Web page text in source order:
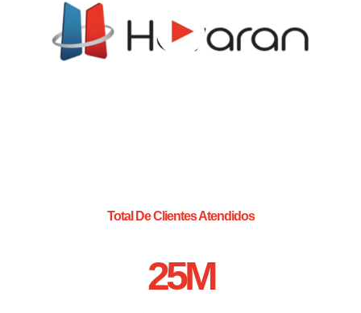
Total De Clientes Atendidos
25M